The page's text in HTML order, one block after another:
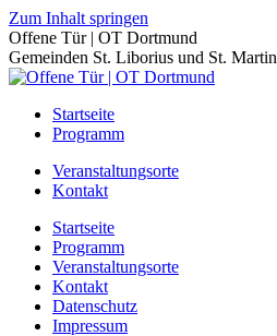
Zum Inhalt springen
Offene Tür | OT Dortmund
Gemeinden St. Liborius und St. Martin
Startseite
Programm
Veranstaltungsorte
Kontakt
Startseite
Programm
Veranstaltungsorte
Kontakt
Datenschutz
Impressum